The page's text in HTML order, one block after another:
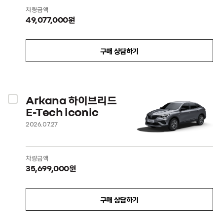
차량금액
49,077,000원
구매 상담하기
Arkana 하이브리드
E-Tech iconic
2026.07.27
차량금액
35,699,000원
구매 상담하기